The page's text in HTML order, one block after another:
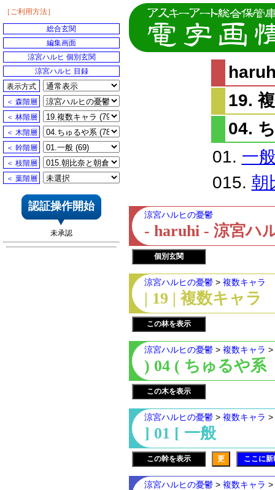
19.
04.
01. 一
015. 朝
涼宮ハルヒの憂鬱
- haruhi - 涼宮ハ
個別玄関
涼宮ハルヒの憂鬱 > 複数キャラ
| 19 | 複数キャラ
この林を表示
涼宮ハルヒの憂鬱 > 複数キャラ >
) 04 ( ちゅるや系
この木を表示
涼宮ハルヒの憂鬱 > 複数キャラ >
] 01 [ 一般
この幹を表示 更 ここに
涼宮ハルヒの憂鬱 > 複数キャラ >
［ご利用方法］
総合玄関
編集画面
涼宮ハルヒ 個別玄関
涼宮ハルヒ 目録
表示方式
＜ 森階層
＜ 林階層
＜ 木階層
＜ 幹階層
＜ 枝階層
＜ 葉階層
認証操作開始
未承認